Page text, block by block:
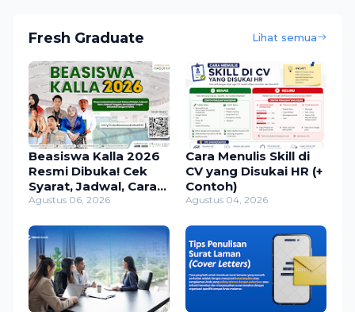
Fresh Graduate Lihat semua
Beasiswa Kalla 2026
Resmi Dibuka! Cek
Syarat, Jadwal, Cara
Daftar, dan
Agustus 06, 2026
Cara Menulis Skill di
CV yang Disukai HR (+
Contoh)
Agustus 04, 2026